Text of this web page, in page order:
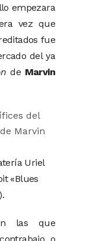
empezara
vez que
fue
del ya
de Marvin
Uriel
«Blues
las que